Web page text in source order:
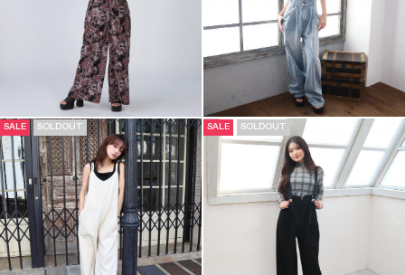
SALE SOLDOUT SALE SOLDOUT